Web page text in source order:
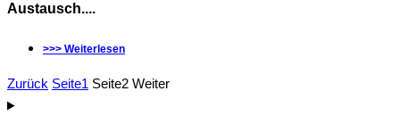
Austausch....
>>> Weiterlesen
Zurück Seite1 Seite2 Weiter